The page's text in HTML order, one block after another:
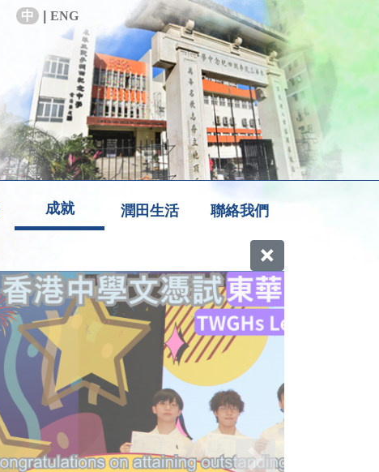
中 ENG
成就 潤田生活 聯絡我們